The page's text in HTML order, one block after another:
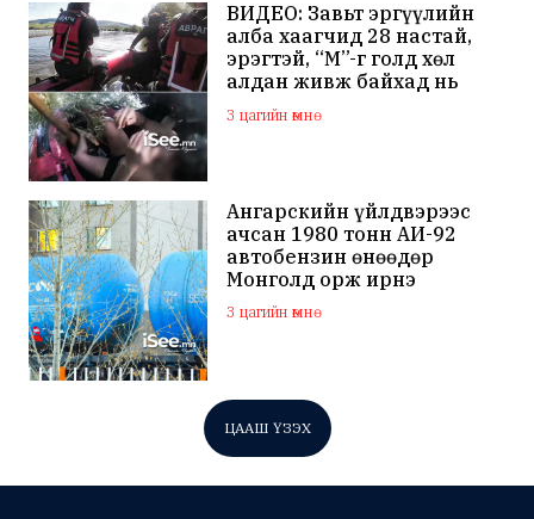
ВИДЕО: Завьт эргүүлийн
алба хаагчид 28 настай,
эрэгтэй, “М”-г голд хөл
алдан живж байхад нь
олж, амь насыг нь аварчээ
3 цагийн өмнө
Ангарскийн үйлдвэрээс
ачсан 1980 тонн АИ-92
автобензин өнөөдөр
Монголд орж ирнэ
3 цагийн өмнө
ЦААШ ҮЗЭХ